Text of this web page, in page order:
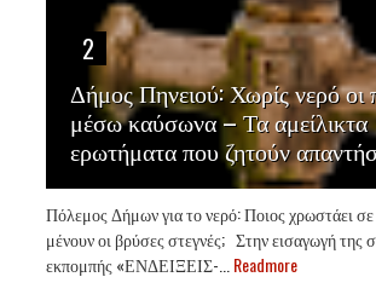
2
Δήμος Πηνειού: Χωρίς νερό οι
μέσω καύσωνα – Τα αμείλικτα
ερωτήματα που ζητούν
Πόλεμος Δήμων για το νερό: Ποιος χρωστάει σε
μένουν οι βρύσες στεγνές; Στην εισαγωγή της
εκπομπής «ΕΝΔΕΙΞΕΙΣ-... Readmore